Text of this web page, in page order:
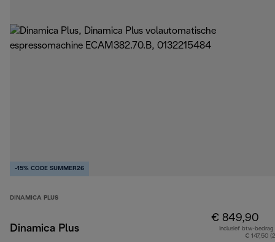
-15% CODE SUMMER26
DINAMICA PLUS
Dinamica Plus
€ 849,90
Inclusief btw-bedrag
€ 147,50